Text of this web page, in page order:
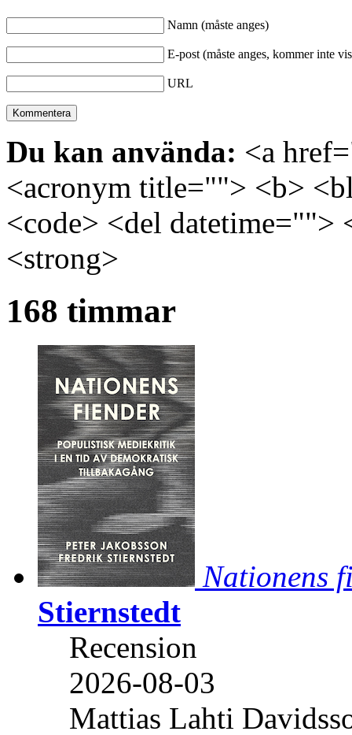
Namn (måste anges)
E-post (måste anges, kommer inte
URL
Du kan använda: <a
<acronym title=""> <b>
<code> <del
<strong>
168 timmar
Nationens
Stiernstedt
Recension
2026-08-03
Mattias Lahti